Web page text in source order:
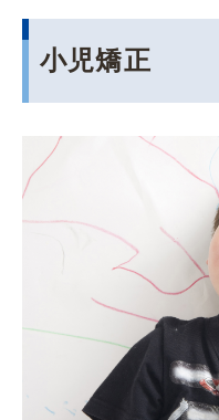
小児矯正